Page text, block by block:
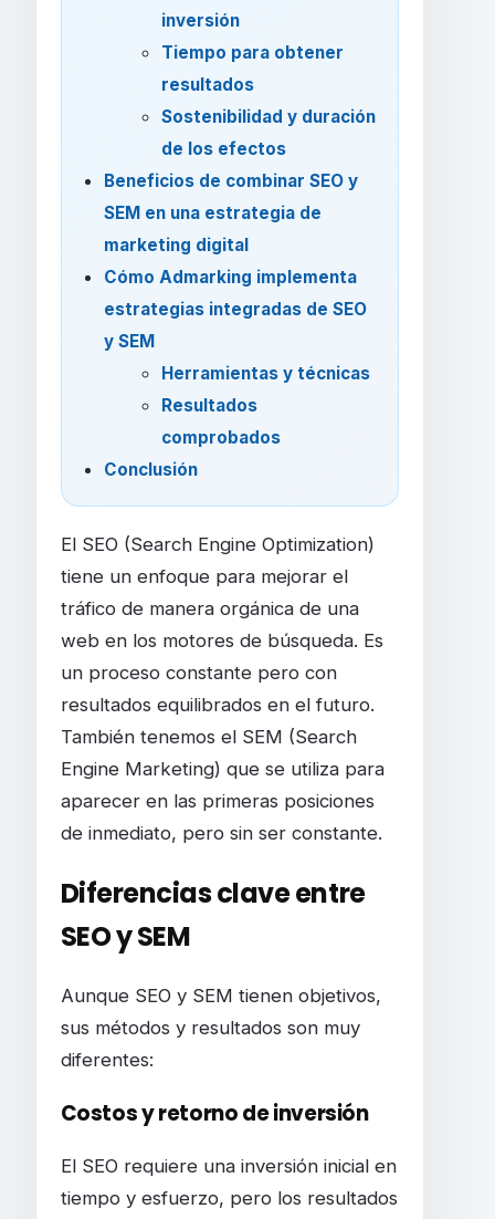
inversión
Tiempo para obtener
resultados
Sostenibilidad y duración
de los efectos
Beneficios de combinar SEO y
SEM en una estrategia de
marketing digital
Cómo Admarking implementa
estrategias integradas de SEO
y SEM
Herramientas y técnicas
Resultados
comprobados
Conclusión
El SEO (Search Engine Optimization)
tiene un enfoque para mejorar el
tráfico de manera orgánica de una
web en los motores de búsqueda. Es
un proceso constante pero con
resultados equilibrados en el futuro.
También tenemos el SEM (Search
Engine Marketing) que se utiliza para
aparecer en las primeras posiciones
de inmediato, pero sin ser constante.
Diferencias clave entre
SEO y SEM
Aunque SEO y SEM tienen objetivos,
sus métodos y resultados son muy
diferentes:
Costos y retorno de inversión
El SEO requiere una inversión inicial en
tiempo y esfuerzo, pero los resultados